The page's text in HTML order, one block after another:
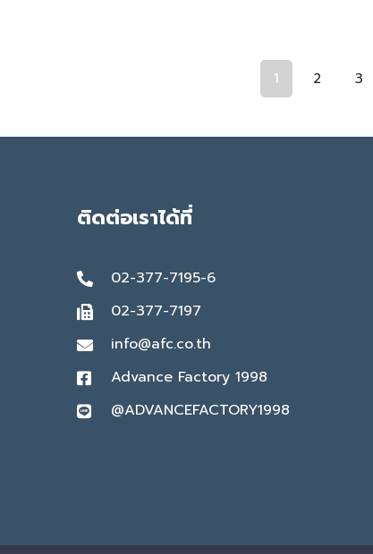
1 2 3
ติดต่อเราได้ที่
02-377-7195-6
02-377-7197
info@afc.co.th
Advance Factory 1998
@ADVANCEFACTORY1998